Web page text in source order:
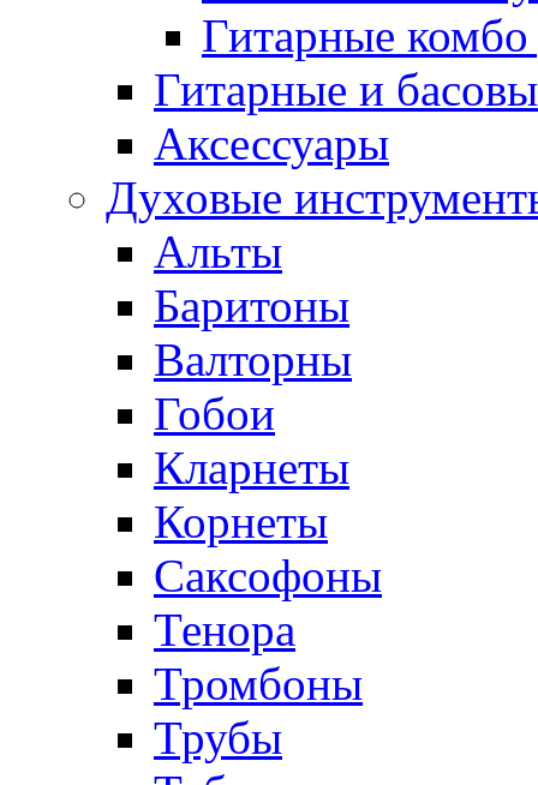
Гитарные комбо
Гитарные и
Аксессуары
Духовые
Альты
Баритоны
Валторны
Гобои
Кларнеты
Корнеты
Саксофоны
Тенора
Тромбоны
Трубы